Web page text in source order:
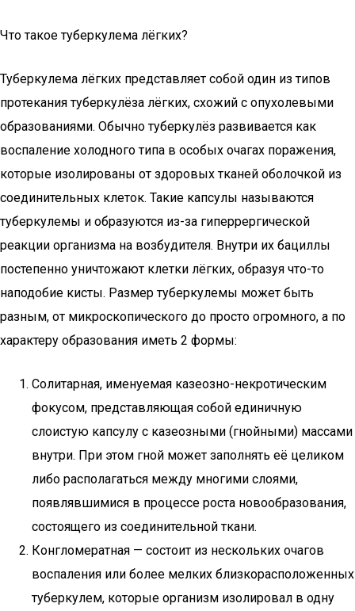
Что такое туберкулема лёгких?
Туберкулема лёгких представляет собой один из типов
протекания туберкулёза лёгких, схожий с опухолевыми
образованиями. Обычно туберкулёз развивается как
воспаление холодного типа в особых очагах поражения,
которые изолированы от здоровых тканей оболочкой из
соединительных клеток. Такие капсулы называются
туберкулемы и образуются из-за гиперрергической
реакции организма на возбудителя. Внутри их бациллы
постепенно уничтожают клетки лёгких, образуя что-то
наподобие кисты. Размер туберкулемы может быть
разным, от микроскопического до просто огромного, а по
характеру образования иметь 2 формы:
Солитарная, именуемая казеозно-некротическим
фокусом, представляющая собой единичную
слоистую капсулу с казеозными (гнойными) массами
внутри. При этом гной может заполнять её целиком
либо располагаться между многими слоями,
появлявшимися в процессе роста новообразования,
состоящего из соединительной ткани.
Конгломератная — состоит из нескольких очагов
воспаления или более мелких близкорасположенных
туберкулем, которые организм изолировал в одну